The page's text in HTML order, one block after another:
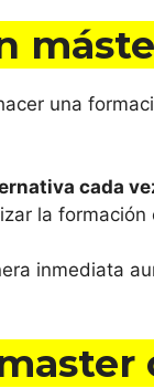
una
cada
la
inmediata